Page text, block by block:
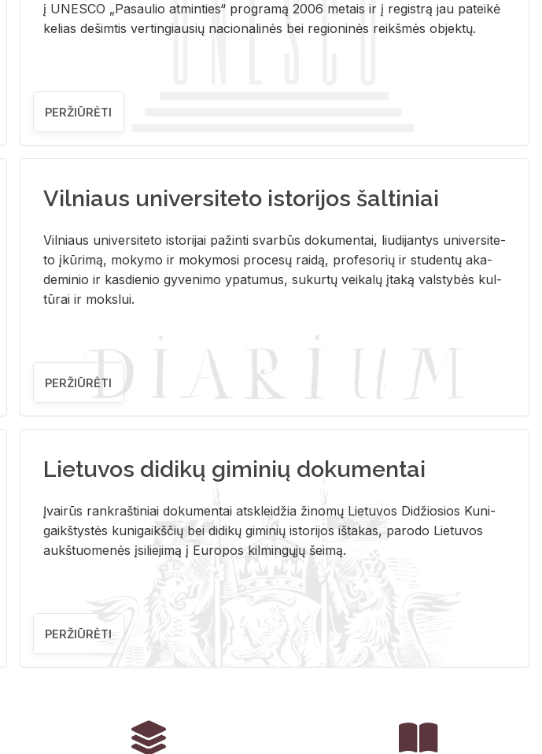
į UNESCO „Pasaulio atminties“ programą 2006 metais ir į registrą jau pateikė
kelias dešimtis vertingiausių nacionalinės bei regioninės reikšmės objektų.
PERŽIŪRĖTI
Vilniaus universiteto istorijos šaltiniai
Vil­niaus uni­ver­si­te­to is­to­ri­jai pa­žin­ti svar­būs do­ku­men­tai, liu­di­jan­tys uni­ver­si­te­
to įkū­ri­mą, mo­ky­mo ir mo­ky­mo­si pro­ce­sų rai­dą, pro­fe­so­rių ir stu­den­tų aka­
de­mi­nio ir kas­die­nio gy­ve­ni­mo ypa­tu­mus, su­kur­tų vei­ka­lų įta­ką vals­ty­bės kul­
tū­rai ir moks­lui.
PERŽIŪRĖTI
Lietuvos didikų giminių dokumentai
Įvai­rūs rank­raš­ti­niai do­ku­men­tai at­sklei­džia ži­no­mų Lie­tu­vos Di­džio­sios Ku­ni­
gaikš­tys­tės ku­ni­gaikš­čių bei di­di­kų gi­mi­nių is­to­ri­jos iš­ta­kas, pa­ro­do Lie­tu­vos
aukš­tuo­me­nės įsi­lie­ji­mą į Eu­ro­pos kil­min­gų­jų šei­mą.
PERŽIŪRĖTI